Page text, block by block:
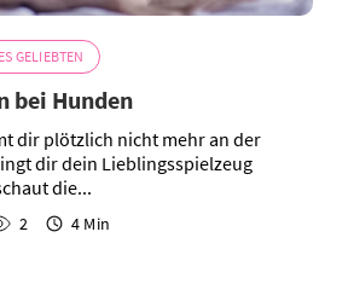
GELIEBTEN
bei Hunden
dir plötzlich nicht mehr an der
dir dein Lieblingsspielzeug
die...
2 4 Min